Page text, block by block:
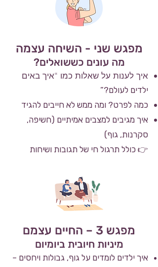
מפגש שני - השיחה עצמה
מה עונים כששואלים?
איך לענות על שאלות כמו “איך באים
ילדים לעולם?”
כמה לפרט? ומה ממש לא חייבים להגיד
איך מגיבים למצבים אמיתיים (חשיפה,
סקרנות, גוף)
👉 כולל תרגול חי של תגובות ושיחות
מפגש 3 – החיים עצמם
מיניות חיובית ביומיום
איך ילדים לומדים על גוף, גבולות ויחסים –